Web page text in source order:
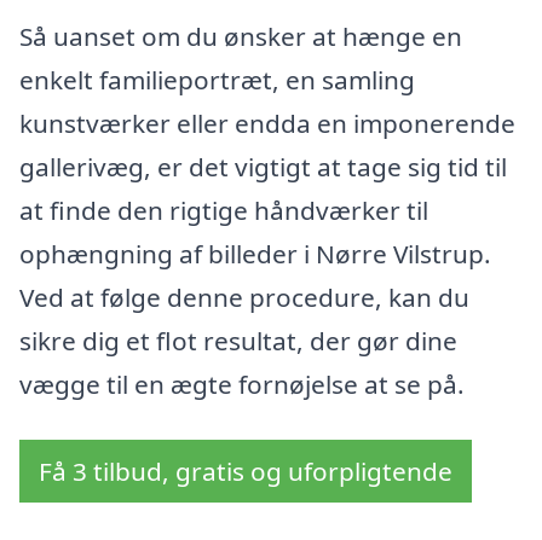
Så uanset om du ønsker at hænge en
enkelt familieportræt, en samling
kunstværker eller endda en imponerende
gallerivæg, er det vigtigt at tage sig tid til
at finde den rigtige håndværker til
ophængning af billeder i Nørre Vilstrup.
Ved at følge denne procedure, kan du
sikre dig et flot resultat, der gør dine
vægge til en ægte fornøjelse at se på.
Få 3 tilbud, gratis og uforpligtende